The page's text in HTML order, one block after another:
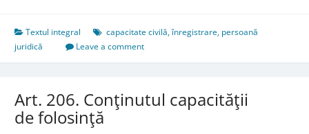
dobândirii
capacităţii
de
Textul integral capacitate civilă,înregistrare, persoană
juridică
Leave a comment
Art. 206. Conţinutul capacităţii
de folosinţă